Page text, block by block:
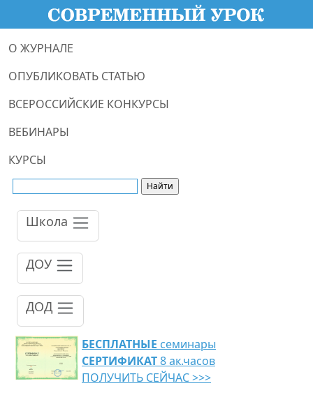
О ЖУРНАЛЕ
ОПУБЛИКОВАТЬ СТАТЬЮ
ВСЕРОССИЙСКИЕ КОНКУРСЫ
ВЕБИНАРЫ
КУРСЫ
Школа
ДОУ
ДОД
БЕСПЛАТНЫЕ семинары
СЕРТИФИКАТ8 ак.часов
ПОЛУЧИТЬ СЕЙЧАС >>>